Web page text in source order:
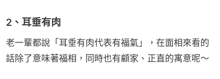
2、耳垂有肉
老一輩都說「耳垂有肉代表有福氣」，在面相來看的
話除了意味著福相，同時也有顧家、正直的寓意呢～